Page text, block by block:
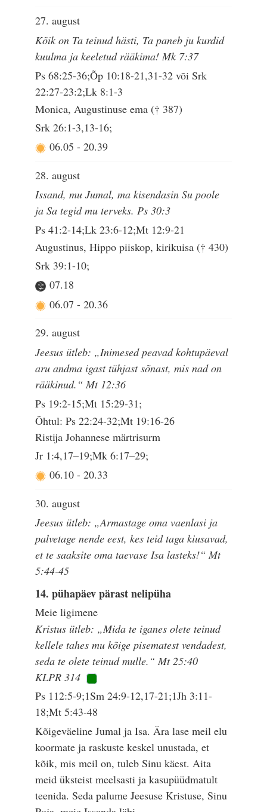
27. august
Kõik on Ta teinud hästi, Ta paneb ju kurdid
kuulma ja keeletud rääkima! Mk 7:37
Ps 68:25-36;Õp 10:18-21,31-32 või Srk
22:27-23:2;Lk 8:1-3
Monica, Augustinuse ema († 387)
Srk 26:1-3,13-16;
06.05 - 20.39
28. august
Issand, mu Jumal, ma kisendasin Su poole
ja Sa tegid mu terveks. Ps 30:3
Ps 41:2-14;Lk 23:6-12;Mt 12:9-21
Augustinus, Hippo piiskop, kirikuisa († 430)
Srk 39:1-10;
07.18
06.07 - 20.36
29. august
Jeesus ütleb: „Inimesed peavad kohtupäeval
aru andma igast tühjast sõnast, mis nad on
rääkinud.“ Mt 12:36
Ps 19:2-15;Mt 15:29-31;
Õhtul: Ps 22:24-32;Mt 19:16-26
Ristija Johannese märtrisurm
Jr 1:4,17–19;Mk 6:17–29;
06.10 - 20.33
30. august
Jeesus ütleb: „Armastage oma vaenlasi ja
palvetage nende eest, kes teid taga kiusavad,
et te saaksite oma taevase Isa lasteks!“ Mt
5:44-45
14. pühapäev pärast nelipüha
Meie ligimene
Kristus ütleb: „Mida te iganes olete teinud
kellele tahes mu kõige pisematest vendadest,
seda te olete teinud mulle.“ Mt 25:40
KLPR 314
Ps 112:5-9;1Sm 24:9-12,17-21;1Jh 3:11-
18;Mt 5:43-48
Kõigeväeline Jumal ja Isa. Ära lase meil elu
koormate ja raskuste keskel unustada, et
kõik, mis meil on, tuleb Sinu käest. Aita
meid üksteist meelsasti ja kasupüüdmatult
teenida. Seda palume Jeesuse Kristuse, Sinu